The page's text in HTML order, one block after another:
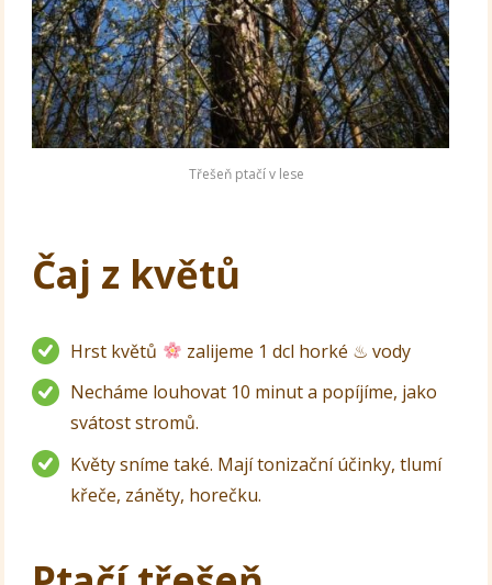
Třešeň ptačí v lese
Čaj z květů
Hrst květů
zalijeme 1 dcl horké ♨ vody
Necháme louhovat 10 minut a popíjíme, jako
svátost stromů.
Květy sníme také. Mají tonizační účinky, tlumí
křeče, záněty, horečku.